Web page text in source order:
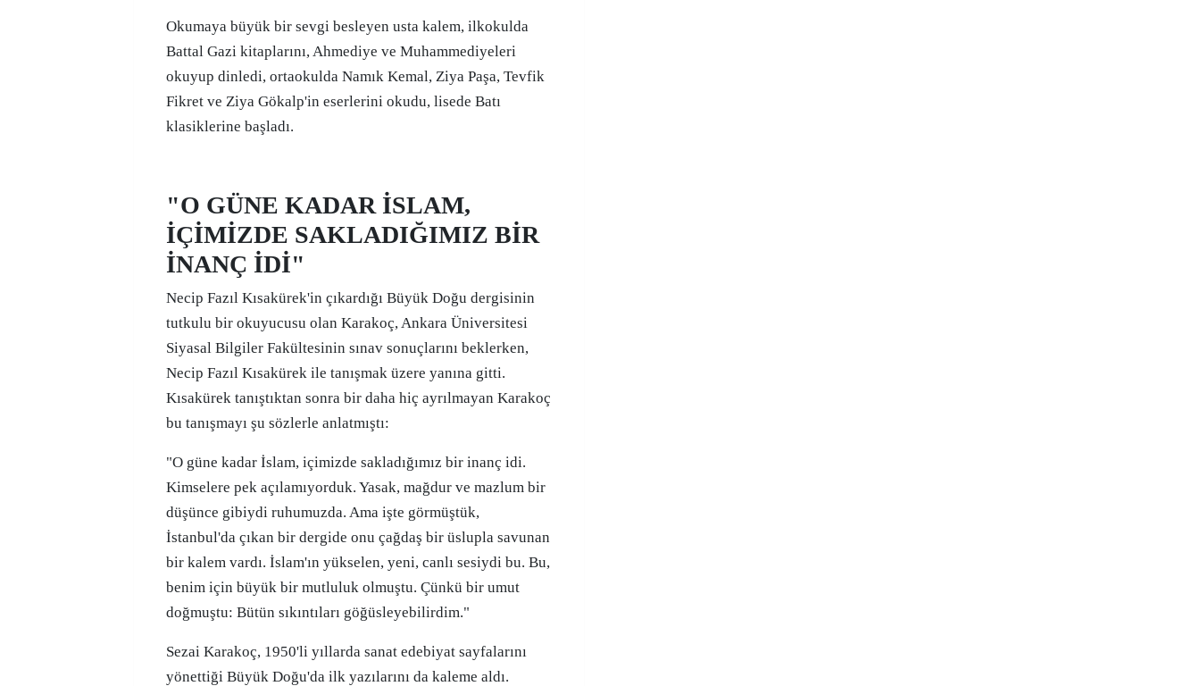
Okumaya büyük bir sevgi besleyen usta kalem, ilkokulda
Battal Gazi kitaplarını, Ahmediye ve Muhammediyeleri
okuyup dinledi, ortaokulda Namık Kemal, Ziya Paşa, Tevfik
Fikret ve Ziya Gökalp'in eserlerini okudu, lisede Batı
klasiklerine başladı.
"O GÜNE KADAR İSLAM,
İÇİMİZDE SAKLADIĞIMIZ BİR
İNANÇ İDİ"
Necip Fazıl Kısakürek'in çıkardığı Büyük Doğu dergisinin
tutkulu bir okuyucusu olan Karakoç, Ankara Üniversitesi
Siyasal Bilgiler Fakültesinin sınav sonuçlarını beklerken,
Necip Fazıl Kısakürek ile tanışmak üzere yanına gitti.
Kısakürek tanıştıktan sonra bir daha hiç ayrılmayan Karakoç
bu tanışmayı şu sözlerle anlatmıştı:
"O güne kadar İslam, içimizde sakladığımız bir inanç idi.
Kimselere pek açılamıyorduk. Yasak, mağdur ve mazlum bir
düşünce gibiydi ruhumuzda. Ama işte görmüştük,
İstanbul'da çıkan bir dergide onu çağdaş bir üslupla savunan
bir kalem vardı. İslam'ın yükselen, yeni, canlı sesiydi bu. Bu,
benim için büyük bir mutluluk olmuştu. Çünkü bir umut
doğmuştu: Bütün sıkıntıları göğüsleyebilirdim."
Sezai Karakoç, 1950'li yıllarda sanat edebiyat sayfalarını
yönettiği Büyük Doğu'da ilk yazılarını da kaleme aldı.